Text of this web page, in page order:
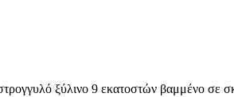
ξύλινο 9 εκατοστών βαμμένο